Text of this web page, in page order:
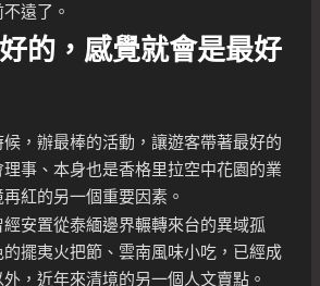
遠了。
的，感覺就會是最好
辦最棒的活動，讓遊客帶著最好的
事、本身也是香格里拉空中花園的業
紅的另一個重要因素。
置從泰緬邊界輾轉來台的異域孤
擺夷火把節、雲南風味小吃，已經成
，近年來清境的另一個人文賣點。